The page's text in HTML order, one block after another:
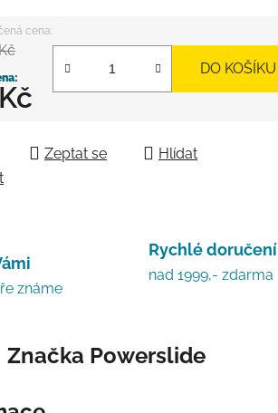
DO KOŠÍKU
Zeptat se
Hlídat
známe
Rychlé doručení
nad 1999,- zdarma
Značka Powerslide